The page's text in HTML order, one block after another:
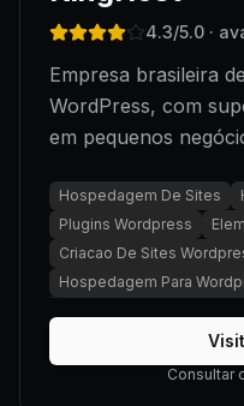
4.3/5.0 ·
Empresa brasileira
WordPress, com
em pequenos
Hospedagem De Sites
Plugins Wordpress
Criacao De Sites
Hospedagem Para
Consultar